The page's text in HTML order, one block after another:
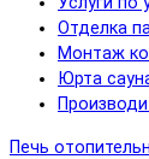
Отделка
Монтаж
Юрта
Печь